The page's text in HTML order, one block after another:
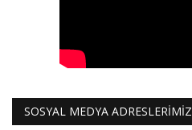
SOSYAL MEDYA ADRESLERİMİZ